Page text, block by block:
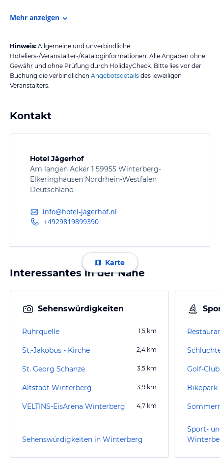
Mehr anzeigen
Hinweis: Allgemeine und unverbindliche
Hoteliers-/Veranstalter-/Kataloginformationen. Alle Angaben ohne
Gewähr und ohne Prüfung durch HolidayCheck. Bitte lies vor der
Buchung die verbindlichen Angebotsdetails des jeweiligen
Veranstalters.
Kontakt
Hotel Jägerhof
Am langen Acker 1 59955 Winterberg-
Elkeringhausen Nordrhein-Westfalen
Deutschland
info@hotel-jagerhof.nl
+4929819899390
Karte
Interessantes in der Nähe
Sehenswürdigkeiten
Ruhrquelle 1,5 km
St.-Jakobus - Kirche 2,4 km
St. Georg Schanze 3,5 km
Altstadt Winterberg 3,9 km
VELTINS-EisArena Winterberg 4,7 km
Sehenswürdigkeiten in Winterberg
Golf-
Sport-